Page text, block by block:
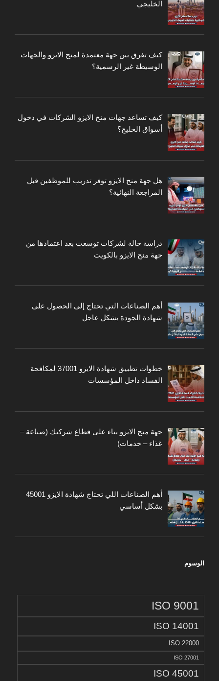
الخليجي
كيف تفرق بين جهة معتمدة لمنح الايزو والجهات
الوسيطة غير الرسمية؟
كيف تساعد جهات منح الايزو الشركات في دخول
أسواق الخليج؟
هل جهة منح الايزو توفر تدريب للموظفين قبل
المراجعة النهائية؟
دراسة حالة لشركات توسعت بعد اعتمادها من
جهة منح الايزو بالكويت
أهم الصناعات التي تحتاج إلى الحصول على
شهادة الجودة بشكل عاجل
خطوات تطبيق شهادة الايزو 37001 لمكافحة
الفساد داخل المؤسسات
جهة منح الايزو بناء على قطاع شركتك (صناعة –
غذاء – خدمات)
أهم الصناعات اللي تحتاج شهادة الايزو 45001
بشكل أساسي
الوسوم
ISO 9001
ISO 14001
ISO 22000
ISO 27001
ISO 45001